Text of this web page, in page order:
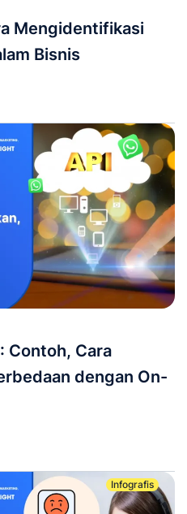
Mengidentifikasi
Bisnis
Contoh, Cara
dengan On-
Infografis